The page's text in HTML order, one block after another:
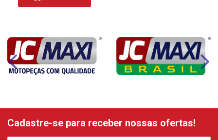
Cadastre-se para receber nossas ofertas!